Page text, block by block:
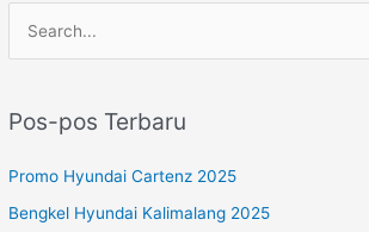
iPos-pos Terbaru
Promo Hyundai Cartenz 2025
Bengkel Hyundai Kalimalang 2025